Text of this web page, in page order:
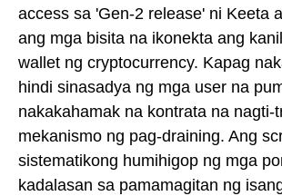
access sa 'Gen-2 release' ni Keeta
ang mga bisita na ikonekta ang
wallet ng cryptocurrency. Kapag
hindi sinasadya ng mga user na
nakakahamak na kontrata na nagti-
mekanismo ng pag-draining. Ang
sistematikong humihigop ng mga
kadalasan sa pamamagitan ng